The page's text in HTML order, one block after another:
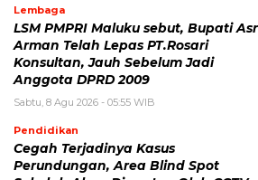
Lembaga
LSM PMPRI Maluku sebut, Bupati
Arman Telah Lepas PT.Rosari
Konsultan, Jauh Sebelum Jadi
Anggota DPRD 2009
Sabtu, 8 Agu 2026 - 05:55 WIB
Pendidikan
Cegah Terjadinya Kasus
Perundungan, Area Blind Spot